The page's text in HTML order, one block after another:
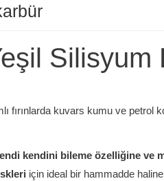
Silisyum
fırınlarda kuvars kumu ve
kendini bileme özelliğine ve
için ideal bir hammadde